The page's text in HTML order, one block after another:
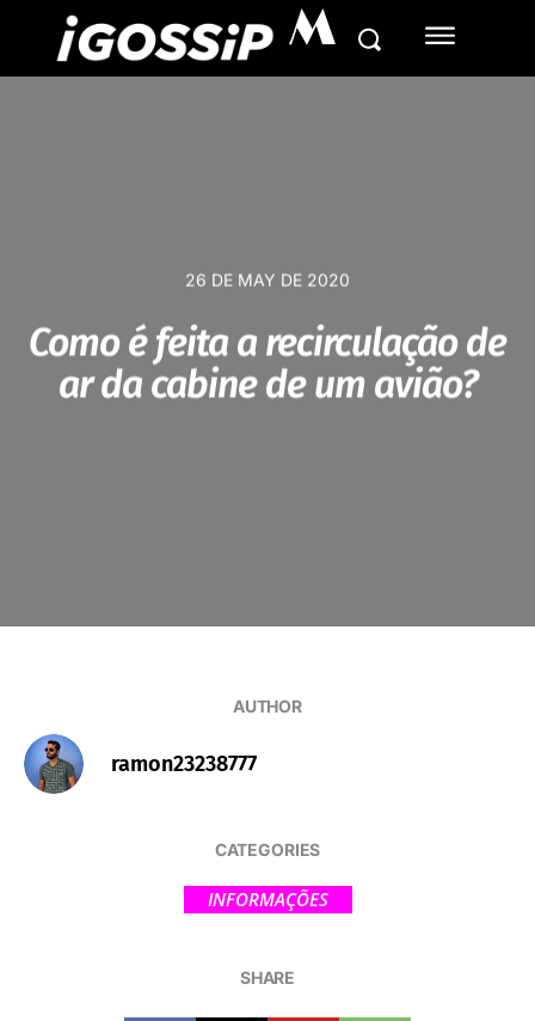
M
26 DE MAY DE 2020
Como é feita a recirculação de
ar da cabine de um avião?
AUTHOR
ramon23238777
CATEGORIES
INFORMAÇÕES
SHARE